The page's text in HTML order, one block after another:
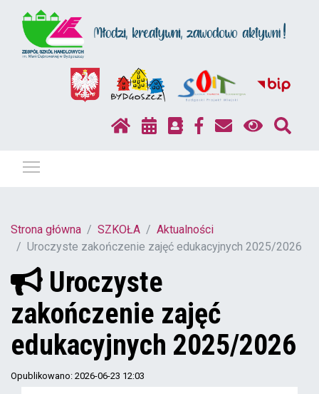
Strona główna SZKOŁA
Aktualności
Uroczyste zakończenie zajęć edukacyjnych 2025/2026
Uroczyste
zakończenie zajęć
edukacyjnych 2025/2026
Opublikowano: 2026-06-23 12:03